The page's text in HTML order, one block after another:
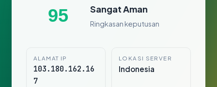
95 Sangat Aman
Ringkasan keputusan
ALAMAT IP
103.180.162.16
7
LOKASI SERVER
Indonesia